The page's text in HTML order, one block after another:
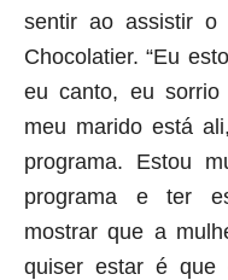
sentir ao assistir o
Chocolatier. “Eu
eu canto, eu
meu marido está
programa. Estou
programa e ter
mostrar que a
quiser estar é que